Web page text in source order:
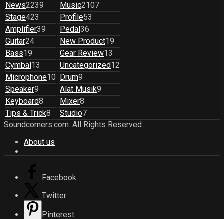
News2239 Music2107
Stage423 Profile53
Amplifier39 Pedal 36
Guitar24 New Product19
Bass19 Gear Review13
Cymbal 13 Uncategorized12
Microphone10 Drum9
Speaker9 Alat Musik9
Keyboard8 Mixer8
Tips & Trick8 Studio7
Soundcorners.com. All Rights Reserved
About us
Facebook
Twitter
Pinterest